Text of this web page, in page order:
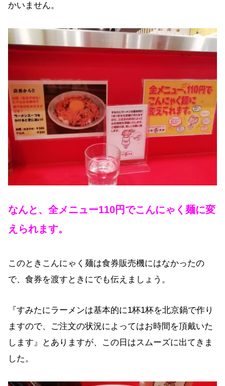
かいません。
なんと、全メニュー110円でこんにゃく麺に変
えられます。
このときこんにゃく麺は食券販売機にはなかったの
で、食券を渡すときにでも伝えましょう。
『すみたにラーメンは基本的に1杯1杯を北京鍋で作り
ますので、ご注文の状況によってはお時間を頂戴いた
します』とありますが、この日はスムーズに出てきま
した。